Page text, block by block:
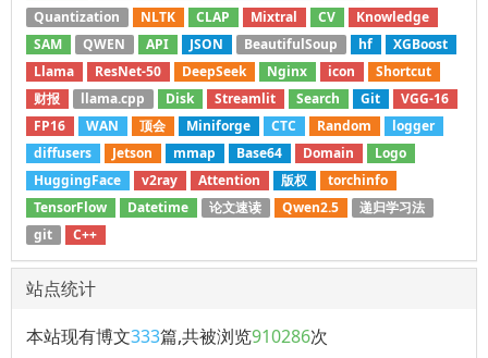
Quantization
NLTK CLAP Mixtral CV
Knowledge
SAM
QWEN API JSON BeautifulSoup hf
XGBoost
Llama
ResNet-50 DeepSeek Nginx icon
Shortcut
财报
llama.cpp Disk Streamlit Search Git
VGG-16
FP16
WAN 顶会 Miniforge CTC Random
logger
diffusers
Jetson mmap Base64 Domain
Logo
HuggingFace
v2ray Attention 版权
torchinfo
TensorFlow
Datetime 论文速读 Qwen2.5
递归学习法
git
C++
站点统计
本站现有博文333篇,共被浏览910286次